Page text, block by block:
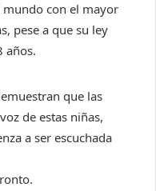
con el mayor
pese a que su ley
años.
que las
de estas niñas,
a ser escuchada